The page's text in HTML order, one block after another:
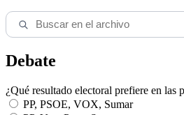
Debate
¿Qué resultado electoral prefiere en las
PP, PSOE, VOX, Sumar